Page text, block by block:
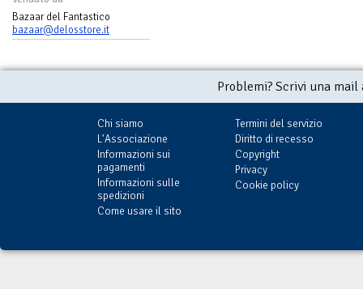
Bazaar del Fantastico
bazaar@delosstore.it
Problemi? Scrivi una
Chi siamo
L'Associazione
Informazioni sui
pagamenti
Informazioni sulle
spedizioni
Come usare il sito
Termini del servizio
Diritto di recesso
Copyright
Privacy
Cookie policy